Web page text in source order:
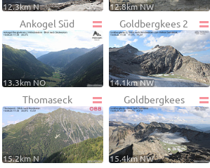
12.3km N 12.8km NW
Ankogel Süd
13.3km NO
Goldbergkees 2
14.1km NW
Thomaseck
15.2km N
Goldbergkees
15.4km NW